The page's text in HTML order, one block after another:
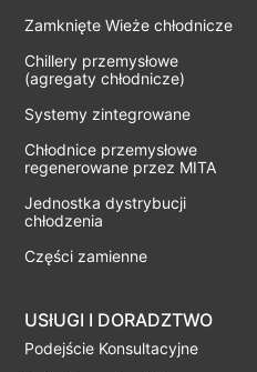
Zamknięte Wieże chłodnicze
Chillery przemysłowe
(agregaty chłodnicze)
Systemy zintegrowane
Chłodnice przemysłowe
regenerowane przez MITA
Jednostka dystrybucji
chłodzenia
Części zamienne
USłUGI I DORADZTWO
Podejście Konsultacyjne